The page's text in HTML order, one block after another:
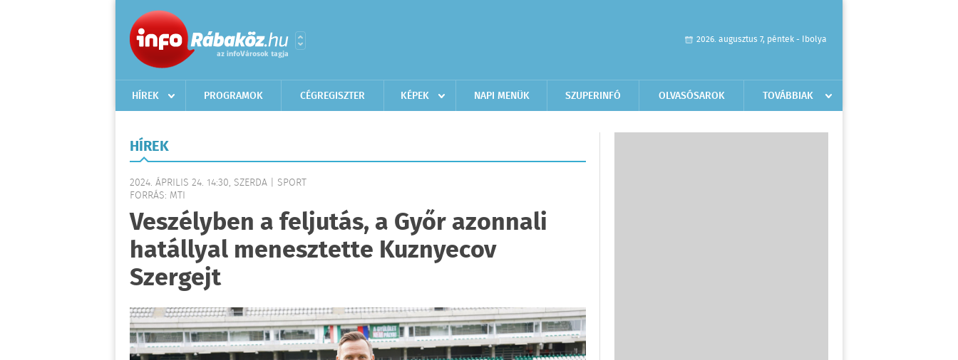
2026. augusztus 7, péntek - Ibolya
HÍREK PROGRAMOK CÉGREGISZTER KÉPEK NAPI MENÜK SZUPERINFÓ OLVASÓSAROK TOVÁBBIAK
HÍREK
2024. ÁPRILIS 24. 14:30, SZERDA | SPORT
FORRÁS: MTI
Veszélyben a feljutás, a Győr azonnali
hatállyal menesztette Kuznyecov
Szergejt